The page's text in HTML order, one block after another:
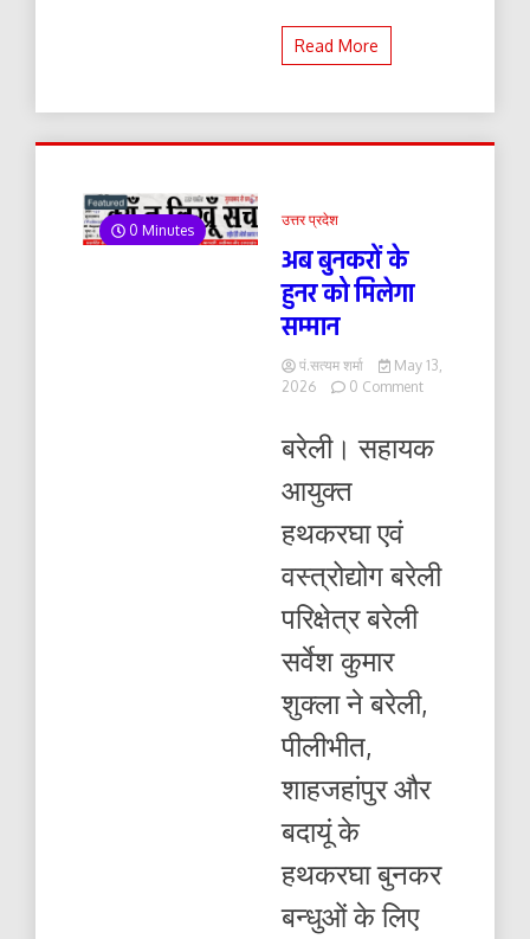
Read More
0 Minutes
उत्तर प्रदेश
अब बुनकरों के
हुनर को मिलेगा
सम्मान
पं.सत्यम शर्मा
May 13,
2026
0 Commenton
के
बरेली। सहायक
आयुक्त
हथकरघा एवं
वस्त्रोद्योग बरेली
परिक्षेत्र बरेली
सर्वेश कुमार
शुक्ला ने बरेली,
पीलीभीत,
शाहजहांपुर और
बदायूं के
हथकरघा बुनकर
बन्धुओं के लिए